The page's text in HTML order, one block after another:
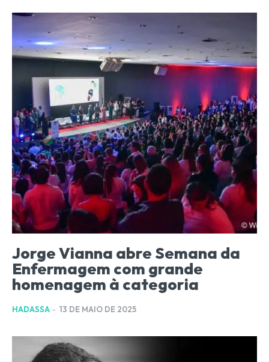
Jorge Vianna abre Semana da
Enfermagem com grande
homenagem à categoria
HADASSA - 13 DE MAIO DE 2025